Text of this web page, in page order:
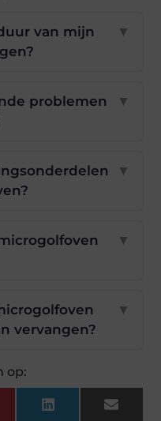
van mijn
▼
problemen
▼
▼
▼
vervangen?
▼
op:
LinkedInEmail